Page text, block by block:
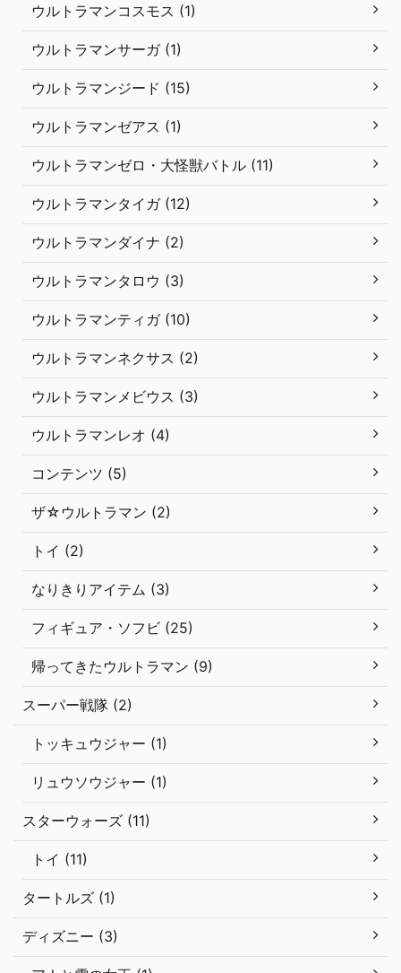
ウルトラマンコスモス (1)
ウルトラマンサーガ (1)
ウルトラマンジード (15)
ウルトラマンゼアス (1)
ウルトラマンゼロ・大怪獣バトル (11)
ウルトラマンタイガ (12)
ウルトラマンダイナ (2)
ウルトラマンタロウ (3)
ウルトラマンティガ (10)
ウルトラマンネクサス (2)
ウルトラマンメビウス (3)
ウルトラマンレオ (4)
コンテンツ (5)
ザ☆ウルトラマン (2)
トイ (2)
なりきりアイテム (3)
フィギュア・ソフビ (25)
帰ってきたウルトラマン (9)
スーパー戦隊 (2)
トッキュウジャー (1)
リュウソウジャー (1)
スターウォーズ (11)
トイ (11)
タートルズ (1)
ディズニー (3)